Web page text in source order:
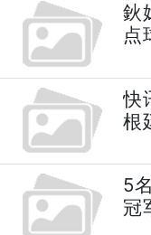
鈥
点
快
根
5
冠